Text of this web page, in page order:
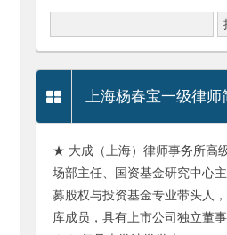
上海杨春宝一级律师
★ 大成（上海）律师事务所高
场部主任、国资基金研究中心
募股权与投资基金专业带头人
库成员，具有上市公司独立董事